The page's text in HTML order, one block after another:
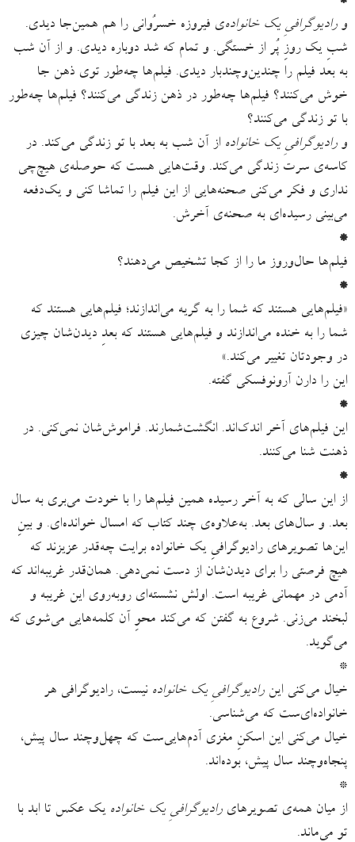
ورادیوگرافیِ یک خانواده‌ی فیروزه خسرُوانی را هم همین‌جا دیدی.
شبِ یک روزِ پُر از خستگی. و تمام که شد دوباره دیدی. و از آن شب
به بعد فیلم را چندین‌وچندبار دیدی. فیلم‌ها چه‌طور توی ذهن جا
خوش می‌کنند؟ فیلم‌ها چه‌طور در ذهن زندگی می‌کنند؟ فیلم‌ها چه‌طور
با تو زندگی می‌کنند؟
و رادیوگرافیِ یک خانواده‌از آن شب به بعد با تو زندگی می‌کند. در
کاسه‌ی سرت زندگی می‌کند. وقت‌هایی هست که حوصله‌ی هیچ‌چی
نداری و فکر می‌کنی صحنه‌هایی از این فیلم را تماشا کنی و یک‌دفعه
می‌بینی رسیده‌ای به صحنه‌ی آخرش.
*
فیلم‌ها حال‌وروز ما را از کجا تشخیص می‌دهند؟
*
«فیلم‌هایی هستند که شما را به گریه می‌اندازند؛ فیلم‌هایی هستند که
شما را به خنده می‌اندازند و فیلم‌هایی هستند که بعدِ دیدن‌شان چیزی
در وجودتان تغییر می‌کند.»
این را دارن آرونوفسکی گفته.
*
این فیلم‌های آخر اندک‌اند. انگشت‌شمارند. فراموش‌شان نمی‌کنی. در
ذهنت شنا می‌کنند.
*
از این سالی که به آخر رسیده همین فیلم‌ها را با خودت می‌بری به سال
بعد. و سال‌های بعد. به‌علاوه‌ی چند کتاب که امسال خوانده‌ای. و بینِ
این‌ها تصویرهای رادیوگرافیِ یک خانواده‌ برایت چه‌قدر عزیزند که
هیچ فرصتی را برای دیدن‌شان از دست نمی‌دهی. همان‌قدر غریبه‌اند که
آدمی در مهمانی غریبه است. اولش نشسته‌ای روبه‌روی این غریبه و
لبخند می‌زنی. شروع به گفتن که می‌‌کند محوِ آن کلمه‌هایی می‌شوی که
می‌گوید.
*
خیال می‌کنی این رادیوگرافیِ یک خانواده نیست، رادیوگرافی هر
خانواده‌ای‌ست که می‌شناسی.
خیال می‌کنی این اسکنِ مغزی آدم‌هایی‌ست که چهل‌وچند سال پیش،
پنجاه‌وچند سال پیش، بوده‌اند.
*
از میان همه‌ی تصویرهایرادیوگرافیِ یک خانواده یک عکس تا ابد با
تو می‌ماند.